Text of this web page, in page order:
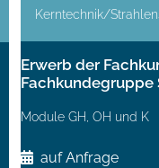
Kerntechnik/
Erwerb der
Fachkundegruppe
Module GH, OH und K
auf Anfrage